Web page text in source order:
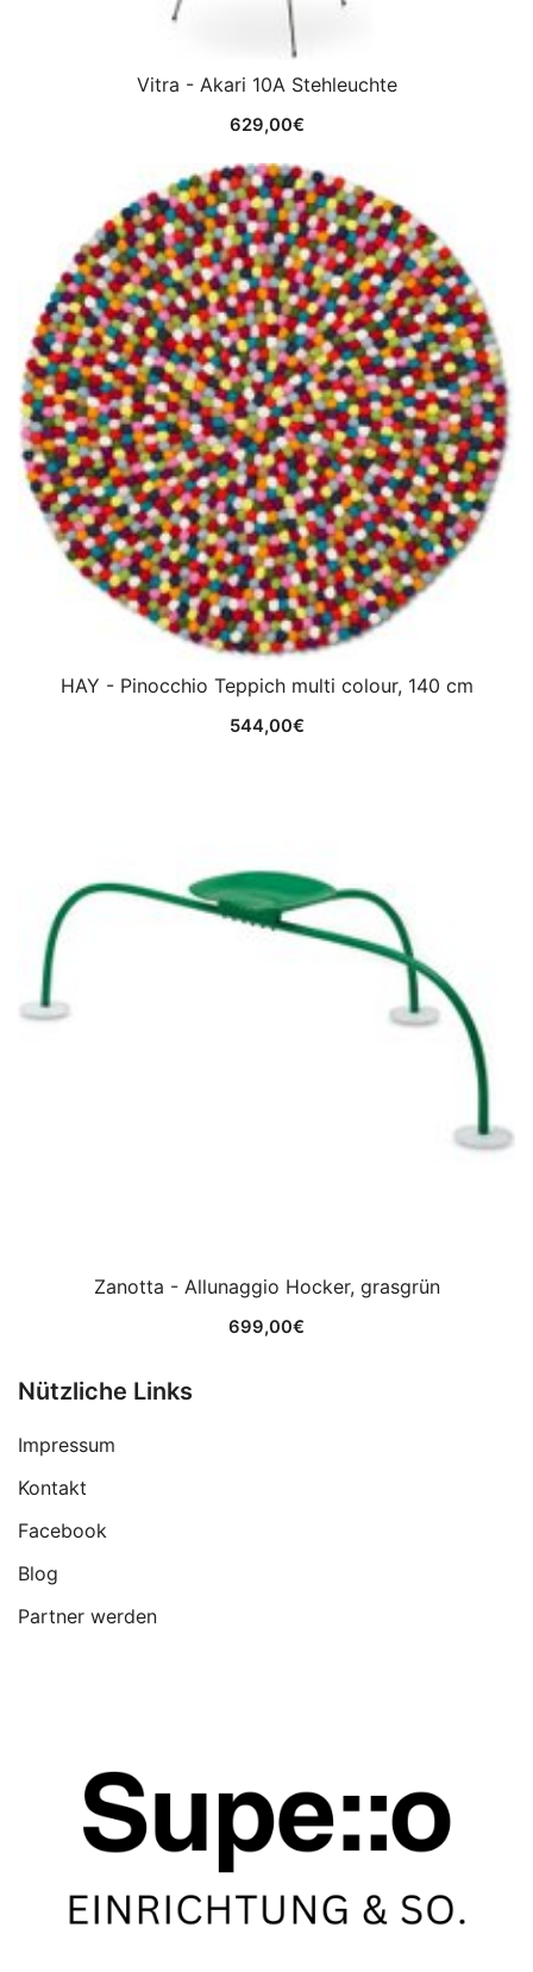
Vitra - Akari 10A Stehleuchte
629,00€
HAY - Pinocchio Teppich multi colour, 140 cm
544,00€
Zanotta - Allunaggio Hocker, grasgrün
699,00€
Nützliche Links
Impressum
Kontakt
Facebook
Blog
Partner werden